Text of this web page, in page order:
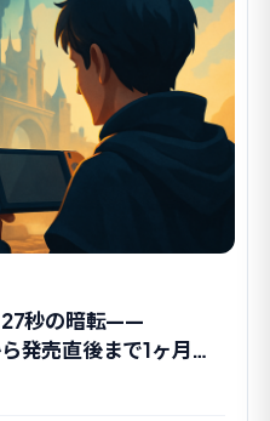
27秒の暗転——
発売直後まで1ヶ月の